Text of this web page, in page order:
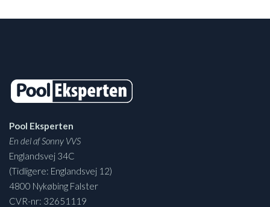
Pool Eksperten
En del af Sonny VVS
Englandsvej 34C
(Tidligere: Englandsvej 12)
4800 Nykøbing Falster
CVR-nr: 32651119